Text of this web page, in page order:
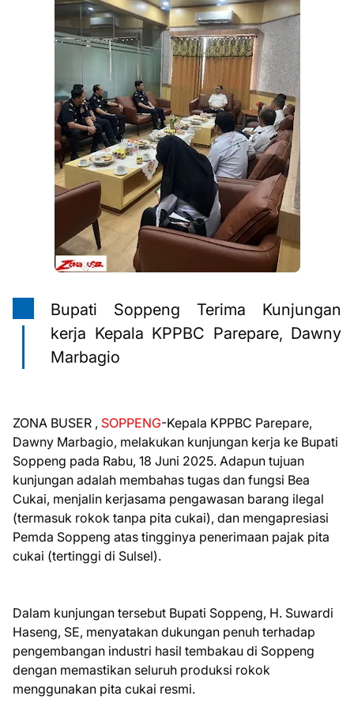
Bupati Soppeng Terima Kunjungan
kerja Kepala KPPBC Parepare, Dawny
Marbagio
ZONA BUSER , SOPPENG-Kepala KPPBC Parepare,
Dawny Marbagio, melakukan kunjungan kerja ke Bupati
Soppeng pada Rabu, 18 Juni 2025. Adapun tujuan
kunjungan adalah membahas tugas dan fungsi Bea
Cukai, menjalin kerjasama pengawasan barang ilegal
(termasuk rokok tanpa pita cukai), dan mengapresiasi
Pemda Soppeng atas tingginya penerimaan pajak pita
cukai (tertinggi di Sulsel).
Dalam kunjungan tersebut Bupati Soppeng, H. Suwardi
Haseng, SE, menyatakan dukungan penuh terhadap
pengembangan industri hasil tembakau di Soppeng
dengan memastikan seluruh produksi rokok
menggunakan pita cukai resmi.